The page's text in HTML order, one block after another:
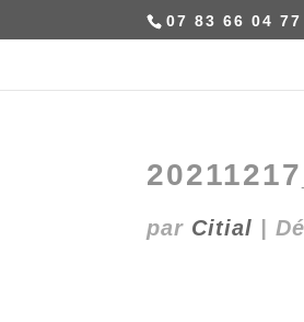
07 83 66 04 77
par Citial |